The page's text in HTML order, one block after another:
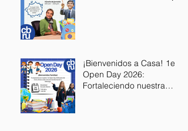
¡Bienvenidos a Casa! 1er
Open Day 2026:
Fortaleciendo nuestra